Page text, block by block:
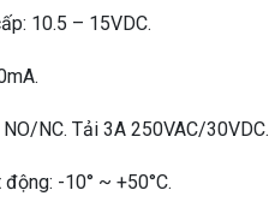
10.5 – 15VDC.
NC. Tải 3A 250VAC/30VDC.
-10° ~ +50°C.